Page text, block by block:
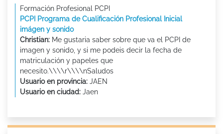
Formación Profesional PCPI
PCPI Programa de Cualificación Profesional Inicial
imágen y sonido
Christian: Me gustaria saber sobre que va el PCPI de
imagen y sonido, y si me podeis decir la fecha de
matriculación y papeles que
necesito.\\\\r\\\\nSaludos
Usuario en provincia: JAEN
Usuario en ciudad: Jaen